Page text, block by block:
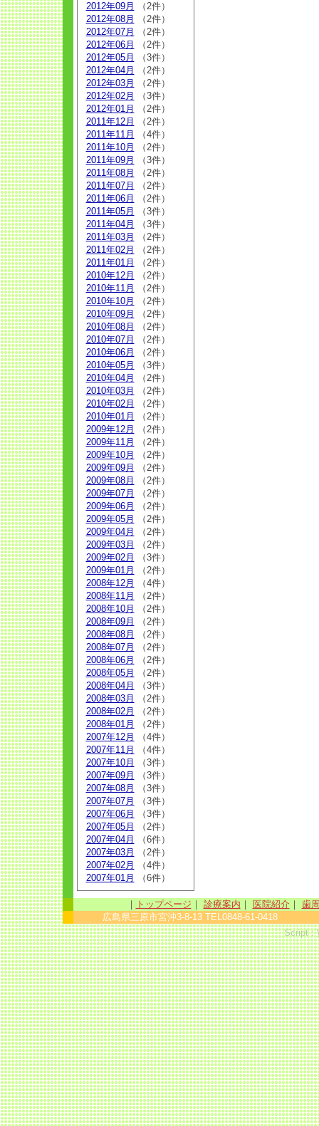
2012年09月
（2件）
2012年08月
（2件）
2012年07月
（2件）
2012年06月
（2件）
2012年05月
（3件）
2012年04月
（2件）
2012年03月
（2件）
2012年02月
（3件）
2012年01月
（2件）
2011年12月
（2件）
2011年11月
（4件）
2011年10月
（2件）
2011年09月
（3件）
2011年08月
（2件）
2011年07月
（2件）
2011年06月
（2件）
2011年05月
（3件）
2011年04月
（3件）
2011年03月
（2件）
2011年02月
（2件）
2011年01月
（2件）
2010年12月
（2件）
2010年11月
（2件）
2010年10月
（2件）
2010年09月
（2件）
2010年08月
（2件）
2010年07月
（2件）
2010年06月
（2件）
2010年05月
（3件）
2010年04月
（2件）
2010年03月
（2件）
2010年02月
（2件）
2010年01月
（2件）
2009年12月
（2件）
2009年11月
（2件）
2009年10月
（2件）
2009年09月
（2件）
2009年08月
（2件）
2009年07月
（2件）
2009年06月
（2件）
2009年05月
（2件）
2009年04月
（2件）
2009年03月
（2件）
2009年02月
（3件）
2009年01月
（2件）
2008年12月
（4件）
2008年11月
（2件）
2008年10月
（2件）
2008年09月
（2件）
2008年08月
（2件）
2008年07月
（2件）
2008年06月
（2件）
2008年05月
（2件）
2008年04月
（3件）
2008年03月
（2件）
2008年02月
（2件）
2008年01月
（2件）
2007年12月
（4件）
2007年11月
（4件）
2007年10月
（3件）
2007年09月
（3件）
2007年08月
（3件）
2007年07月
（3件）
2007年06月
（3件）
2007年05月
（2件）
2007年04月
（6件）
2007年03月
（2件）
2007年02月
（4件）
2007年01月
（6件）
｜ トップページ ｜ 診療案内 ｜ 医院紹介｜
歯
広島県三原市宮沖3-8-13 TEL0848-61-0418
Script :